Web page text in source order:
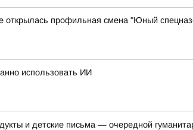
открылась профильная смена "Юный
использовать ИИ
и детские письма — очередной